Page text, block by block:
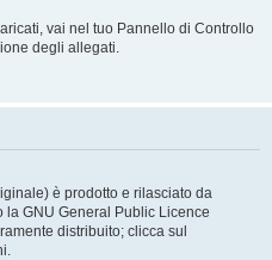
vai nel tuo Pannello di Controllo
degli allegati.
è prodotto e rilasciato da
la GNU General Public Licence
distribuito; clicca sul